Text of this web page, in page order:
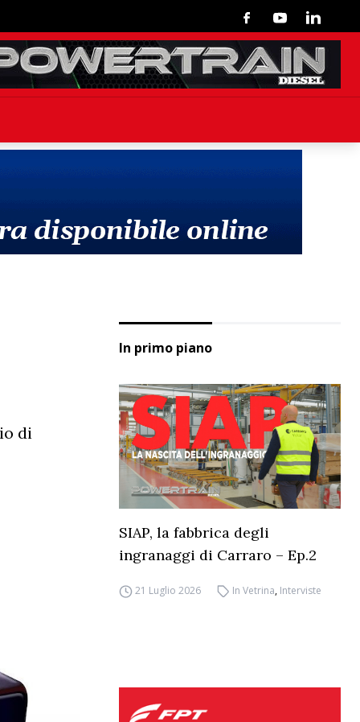
FacebookYoutubeLinkedin
di
In primo piano
SIAP, la fabbrica degli
ingranaggi di Carraro – Ep.2
21 Luglio 2026 In Vetrina, Interviste